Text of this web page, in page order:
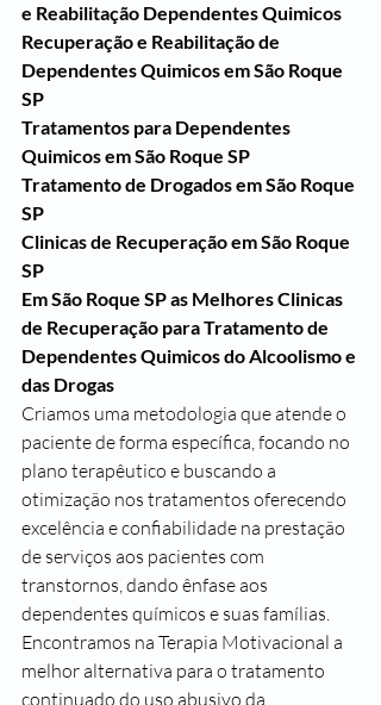
e Reabilitação Dependentes Quimicos
Recuperação e Reabilitação de
Dependentes Quimicos em São Roque
SP
Tratamentos para Dependentes
Quimicos em São Roque SP
Tratamento de Drogados em São Roque
SP
Clinicas de Recuperação em São Roque
SP
Em São Roque SP as Melhores Clinicas
de Recuperação para Tratamento de
Dependentes Quimicos do Alcoolismo e
das Drogas
Criamos uma metodologia que atende o
paciente de forma específica, focando no
plano terapêutico e buscando a
otimização nos tratamentos oferecendo
excelência e confiabilidade na prestação
de serviços aos pacientes com
transtornos, dando ênfase aos
dependentes químicos e suas famílias.
Encontramos na Terapia Motivacional a
melhor alternativa para o tratamento
continuado do uso abusivo da